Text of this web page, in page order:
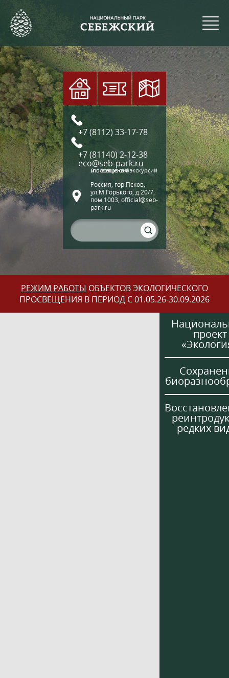
+7 (8112) 33-17-78
+7 (81140) 2-12-38
eco@seb-park.ru
(по вопросам экскурсий и посещения)
Россия, гор.Псков,
ул.М.Горького, д.20/7,
пом.1003, official@seb-
park.ru
РЕЖИМ РАБОТЫ ОБЪЕКТОВ ЭКОЛОГИЧЕСКОГО
ПРОСВЕЩЕНИЯ В ПЕРИОД С 01.05.26-30.09.2026
проект
редких